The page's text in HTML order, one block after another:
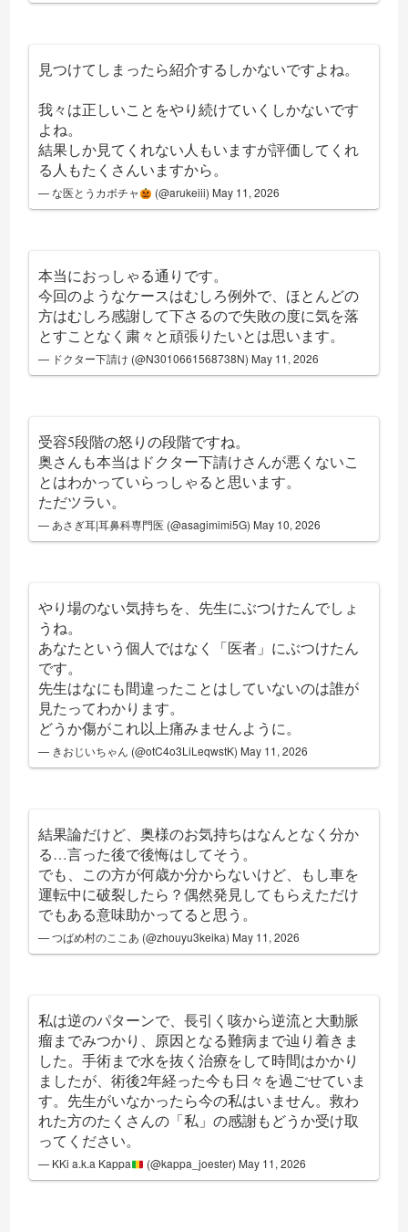
見つけてしまったら紹介するしかないですよね。
我々は正しいことをやり続けていくしかないです
よね。
結果しか見てくれない人もいますが評価してくれ
る人もたくさんいますから。
— な医とうカボチャ (@arukeiii) May 11, 2026
本当におっしゃる通りです。
今回のようなケースはむしろ例外で、ほとんどの
方はむしろ感謝して下さるので失敗の度に気を落
とすことなく粛々と頑張りたいとは思います。
— ドクター下請け (@N3010661568738N) May 11, 2026
受容5段階の怒りの段階ですね。
奥さんも本当はドクター下請けさんが悪くないこ
とはわかっていらっしゃると思います。
ただツラい。
— あさぎ耳|耳鼻科専門医 (@asagimimi5G) May 10, 2026
やり場のない気持ちを、先生にぶつけたんでしょ
うね。
あなたという個人ではなく「医者」にぶつけたん
です。
先生はなにも間違ったことはしていないのは誰が
見たってわかります。
どうか傷がこれ以上痛みませんように。
— きおじいちゃん (@otC4o3LiLeqwstK) May 11, 2026
結果論だけど、奥様のお気持ちはなんとなく分か
る…言った後で後悔はしてそう。
でも、この方が何歳か分からないけど、もし車を
運転中に破裂したら？偶然発見してもらえただけ
でもある意味助かってると思う。
— つばめ村のここあ (@zhouyu3keika) May 11, 2026
私は逆のパターンで、長引く咳から逆流と大動脈
瘤までみつかり、原因となる難病まで辿り着きま
した。手術まで水を抜く治療をして時間はかかり
ましたが、術後2年経った今も日々を過ごせていま
す。先生がいなかったら今の私はいません。救わ
れた方のたくさんの「私」の感謝もどうか受け取
ってください。
— KKi a.k.a Kappa (@kappa_joester) May 11, 2026